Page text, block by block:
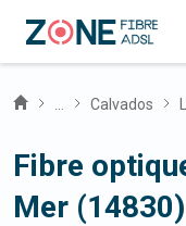
Calvados
Fibre
Mer (14830)